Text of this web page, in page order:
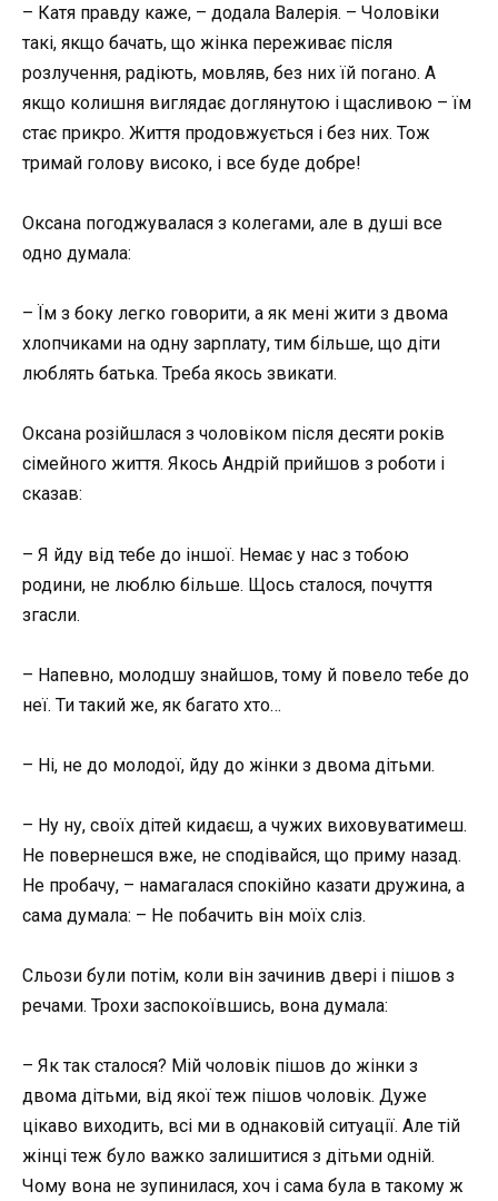
– Катя правду каже, – додала Валерія. – Чоловіки
такі, якщо бачать, що жінка переживає після
розлучення, радіють, мовляв, без них їй погано. А
якщо колишня виглядає доглянутою і щасливою – їм
стає прикро. Життя продовжується і без них. Тож
тримай голову високо, і все буде добре!
Оксана погоджувалася з колегами, але в душі все
одно думала:
– Їм з боку легко говорити, а як мені жити з двома
хлопчиками на одну зарплату, тим більше, що діти
люблять батька. Треба якось звикати.
Оксана розійшлася з чоловіком після десяти років
сімейного життя. Якось Андрій прийшов з роботи і
сказав:
– Я йду від тебе до іншої. Немає у нас з тобою
родини, не люблю більше. Щось сталося, почуття
згасли.
– Напевно, молодшу знайшов, тому й повело тебе до
неї. Ти такий же, як багато хто…
– Ні, не до молодої, йду до жінки з двома дітьми.
– Ну ну, своїх дітей кидаєш, а чужих виховуватимеш.
Не повернешся вже, не сподівайся, що приму назад.
Не пробачу, – намагалася спокійно казати дружина, а
сама думала: – Не побачить він моїх сліз.
Сльози були потім, коли він зачинив двері і пішов з
речами. Трохи заспокоївшись, вона думала:
– Як так сталося? Мій чоловік пішов до жінки з
двома дітьми, від якої теж пішов чоловік. Дуже
цікаво виходить, всі ми в однаковій ситуації. Але тій
жінці теж було важко залишитися з дітьми одній.
Чому вона не зупинилася, хоч і сама була в такому ж